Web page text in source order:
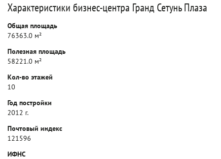
Характеристики бизнес-центра Гранд Сетунь Плаза
Общая площадь
76363.0 м²
Полезная площадь
58221.0 м²
Кол-во этажей
10
Год постройки
2012 г.
Почтовый индекс
121596
ИФНС